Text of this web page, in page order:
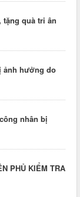
tặng quà tri ân
ảnh hưởng do
nhân bị
PHỦ KIỂM TRA